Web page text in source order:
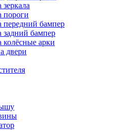
пороги
передний бампер
задний бампер
колёсные арки
двери